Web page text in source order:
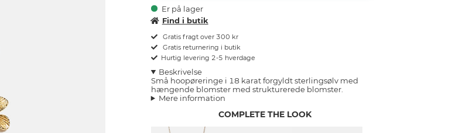
Er på lager
Find i butik
Gratis fragt over 300 kr
Gratis returnering i butik
Hurtig levering 2-5 hverdage
Beskrivelse
Små hoopøreringe i 18 karat forgyldt sterlingsølv med
hængende blomster med strukturerede blomster.
Mere information
COMPLETE THE LOOK